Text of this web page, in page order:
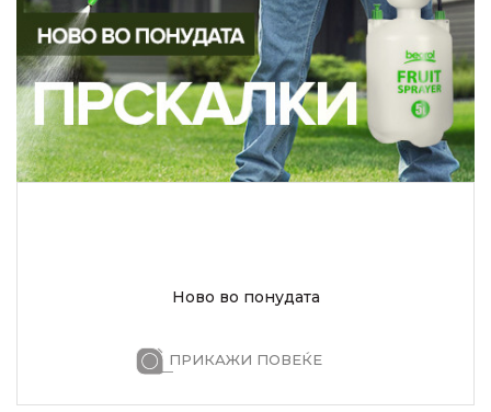
Ново во понудата
ПРИКАЖИ ПОВЕЌЕ